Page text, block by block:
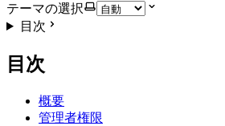
テーマの選択
目次
目次
概要
管理者権限